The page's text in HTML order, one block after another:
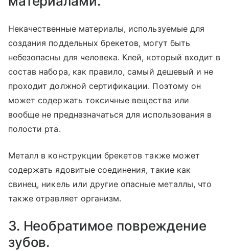
Некачественные материалы, используемые для
создания поддельных брекетов, могут быть
небезопасны для человека. Клей, который входит в
состав набора, как правило, самый дешевый и не
проходит должной сертификации. Поэтому он
может содержать токсичные вещества или
вообще не предназначаться для использования в
полости рта.
Металл в конструкции брекетов также может
содержать ядовитые соединения, такие как
свинец, никель или другие опасные металлы, что
также отравляет организм.
3. Необратимое повреждение
зубов.